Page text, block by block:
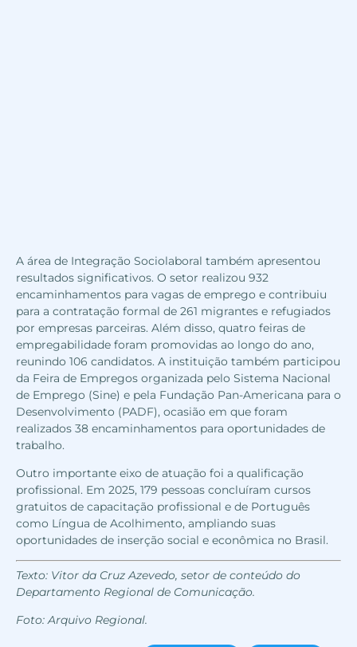
A área de Integração Sociolaboral também apresentou
resultados significativos. O setor realizou 932
encaminhamentos para vagas de emprego e contribuiu
para a contratação formal de 261 migrantes e refugiados
por empresas parceiras. Além disso, quatro feiras de
empregabilidade foram promovidas ao longo do ano,
reunindo 106 candidatos. A instituição também participou
da Feira de Empregos organizada pelo Sistema Nacional
de Emprego (Sine) e pela Fundação Pan-Americana para o
Desenvolvimento (PADF), ocasião em que foram
realizados 38 encaminhamentos para oportunidades de
trabalho.
Outro importante eixo de atuação foi a qualificação
profissional. Em 2025, 179 pessoas concluíram cursos
gratuitos de capacitação profissional e de Português
como Língua de Acolhimento, ampliando suas
oportunidades de inserção social e econômica no Brasil.
Texto: Vitor da Cruz Azevedo, setor de conteúdo do
Departamento Regional de Comunicação.
Foto: Arquivo Regional.